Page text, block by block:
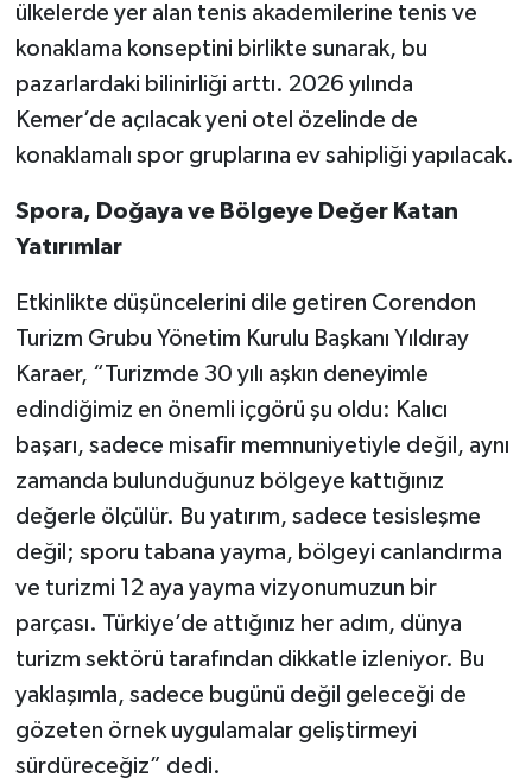
ülkelerde yer alan tenis akademilerine tenis ve
konaklama konseptini birlikte sunarak, bu
pazarlardaki bilinirliği arttı. 2026 yılında
Kemer’de açılacak yeni otel özelinde de
konaklamalı spor gruplarına ev sahipliği yapılacak.
Spora, Doğaya ve Bölgeye Değer Katan
Yatırımlar
Etkinlikte düşüncelerini dile getiren Corendon
Turizm Grubu Yönetim Kurulu Başkanı Yıldıray
Karaer, “Turizmde 30 yılı aşkın deneyimle
edindiğimiz en önemli içgörü şu oldu: Kalıcı
başarı, sadece misafir memnuniyetiyle değil, aynı
zamanda bulunduğunuz bölgeye kattığınız
değerle ölçülür. Bu yatırım, sadece tesisleşme
değil; sporu tabana yayma, bölgeyi canlandırma
ve turizmi 12 aya yayma vizyonumuzun bir
parçası. Türkiye’de attığınız her adım, dünya
turizm sektörü tarafından dikkatle izleniyor. Bu
yaklaşımla, sadece bugünü değil geleceği de
gözeten örnek uygulamalar geliştirmeyi
sürdüreceğiz” dedi.